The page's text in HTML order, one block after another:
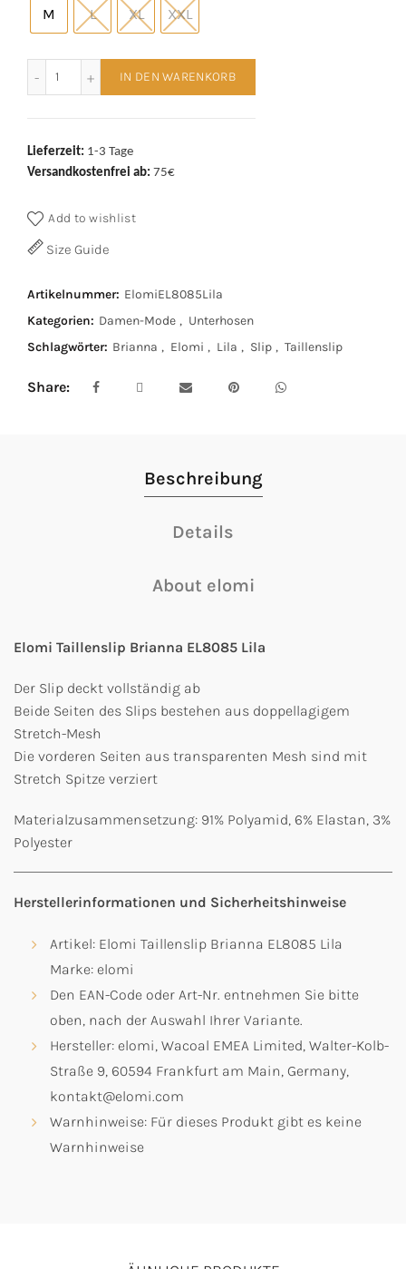
€31,95
€24,90.
M L XL XXL
IN DEN WARENKORB
Lieferzeit: 1-3 Tage
Versandkostenfrei ab: 75€
Add to wishlist
Size Guide
Artikelnummer: ElomiEL8085Lila
Kategorien: Damen-Mode , Unterhosen
Schlagwörter: Brianna , Elomi , Lila , Slip , Taillenslip
Share
Beschreibung
Details
About elomi
Elomi Taillenslip Brianna EL8085 Lila
Der Slip deckt vollständig ab
Beide Seiten des Slips bestehen aus doppellagigem
Stretch-Mesh
Die vorderen Seiten aus transparenten Mesh sind mit
Stretch Spitze verziert
Materialzusammensetzung: 91% Polyamid, 6% Elastan, 3%
Polyester
Herstellerinformationen und Sicherheitshinweise
Artikel: Elomi Taillenslip Brianna EL8085 Lila
Marke: elomi
Den EAN-Code oder Art-Nr. entnehmen Sie bitte
oben, nach der Auswahl Ihrer Variante.
Hersteller: elomi, Wacoal EMEA Limited, Walter-Kolb-
Straße 9, 60594 Frankfurt am Main, Germany,
kontakt@elomi.com
Warnhinweise: Für dieses Produkt gibt es keine
Warnhinweise